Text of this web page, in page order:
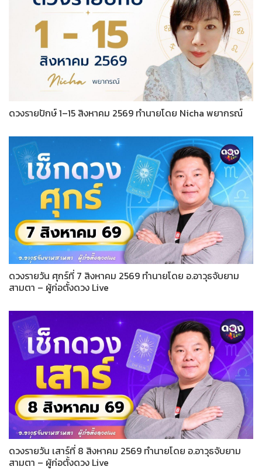
ดวงรายปักษ์ 1–15 สิงหาคม 2569 ทำนายโดย Nicha พยากรณ์
ดวงรายวัน ศุกร์ที่ 7 สิงหาคม 2569 ทำนายโดย อ.อาวุธจับยาม
สามตา – ผู้ก่อตั้งดวง Live
ดวงรายวัน เสาร์ที่ 8 สิงหาคม 2569 ทำนายโดย อ.อาวุธจับยาม
สามตา – ผู้ก่อตั้งดวง Live